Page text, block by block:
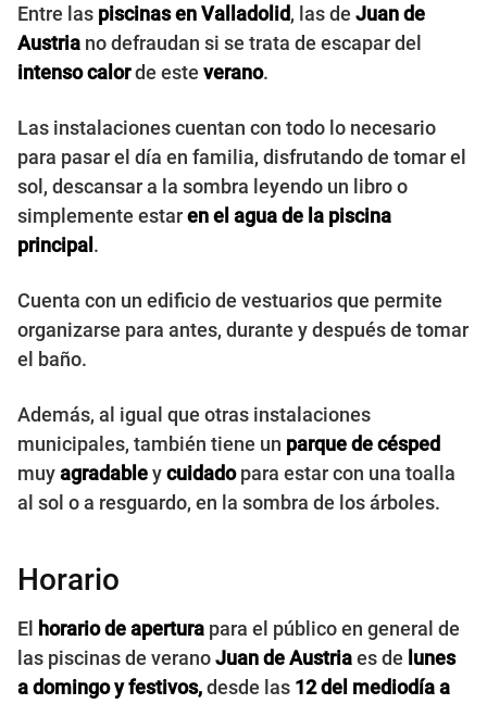
Entre las piscinas en Valladolid, las de Juan de
Austria no defraudan si se trata de escapar del
intenso calorde este verano.
Las instalaciones cuentan con todo lo necesario
para pasar el día en familia, disfrutando de tomar el
sol, descansar a la sombra leyendo un libro o
simplemente estaren el agua de la piscina
principal .
Cuenta con un edificio de vestuarios que permite
organizarse para antes, durante y después de tomar
el baño.
Además, al igual que otras instalaciones
municipales, también tiene un parque de césped
muyagradableycuidadopara estar con una toalla
al sol o a resguardo, en la sombra de los árboles.
Horario
El horario de apertura para el público en general de
las piscinas de veranoJuan de Austriaes de lunes
a domingo y festivos,desde las 12 del mediodía a